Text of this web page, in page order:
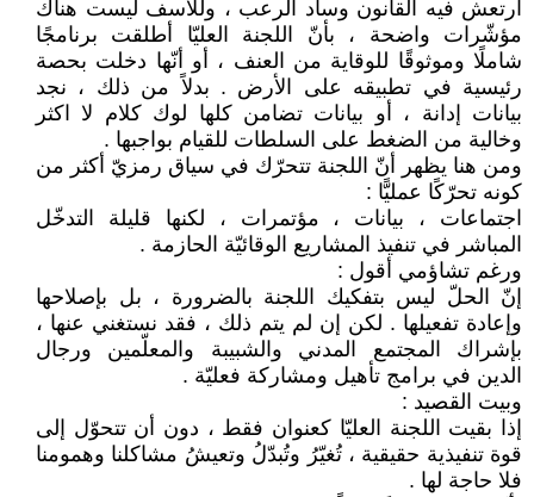
ارتعش فيه القانون وساد الرعب ، وللأسف ليست هناك
مؤشّرات واضحة ، بأنّ اللجنة العليّا أطلقت برنامجًا
شاملًا وموثوقًا للوقاية من العنف ، أو أنّها دخلت بحصة
رئيسية في تطبيقه على الأرض . بدلاً من ذلك ، نجد
بيانات إدانة ، أو بيانات تضامن كلها لوك كلام لا اكثر
وخالية من الضغط على السلطات للقيام بواجبها .
ومن هنا يظهر أنّ اللجنة تتحرّك في سياق رمزيّ أكثر من
كونه تحرّكًا عمليًّا :
اجتماعات ، بيانات ، مؤتمرات ، لكنها قليلة التدخّل
المباشر في تنفيذ المشاريع الوقائيّة الحازمة .
ورغم تشاؤمي أقول :
إنّ الحلّ ليس بتفكيك اللجنة بالضرورة ، بل بإصلاحها
وإعادة تفعيلها . لكن إن لم يتم ذلك ، فقد نستغني عنها ،
بإشراك المجتمع المدني والشبيبة والمعلّمين ورجال
الدين في برامج تأهيل ومشاركة فعليّة .
وبيت القصيد :
إذا بقيت اللجنة العليّا كعنوان فقط ، دون أن تتحوّل إلى
قوة تنفيذية حقيقية ، تُغيّرُ وتُبدّلُ وتعيشُ مشاكلنا وهمومنا
فلا حاجة لها .